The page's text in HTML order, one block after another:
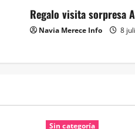
Regalo visita sorpresa
Navia Merece Info 8
Sin categoría